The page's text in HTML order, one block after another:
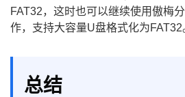
FAT32，这时也可以继续使用傲梅
作，支持大容量U盘格式化为FAT32
总结